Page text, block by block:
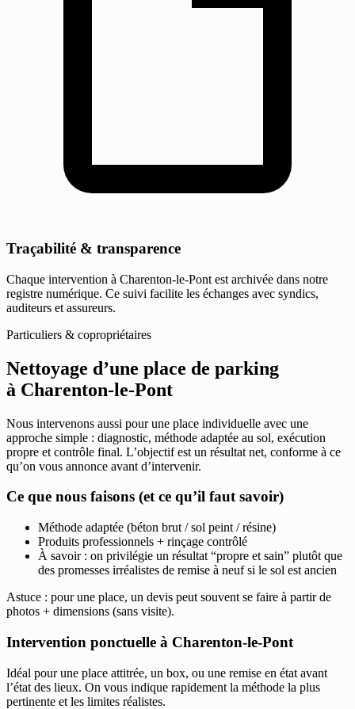
Traçabilité & transparence
Chaque intervention à Charenton-le-Pont est archivée dans notre
registre numérique. Ce suivi facilite les échanges avec syndics,
auditeurs et assureurs.
Particuliers & copropriétaires
Nettoyage d’une place de parking
à Charenton-le-Pont
Nous intervenons aussi pour une place individuelle avec une
approche simple : diagnostic, méthode adaptée au sol, exécution
propre et contrôle final. L’objectif est un résultat net, conforme à ce
qu’on vous annonce avant d’intervenir.
Ce que nous faisons (et ce qu’il faut savoir)
Méthode adaptée (béton brut / sol peint / résine)
Produits professionnels + rinçage contrôlé
À savoir : on privilégie un résultat “propre et sain” plutôt que
des promesses irréalistes de remise à neuf si le sol est ancien
Astuce : pour une place, un devis peut souvent se faire à partir de
photos + dimensions (sans visite).
Intervention ponctuelle à Charenton-le-Pont
Idéal pour une place attitrée, un box, ou une remise en état avant
l’état des lieux. On vous indique rapidement la méthode la plus
pertinente et les limites réalistes.